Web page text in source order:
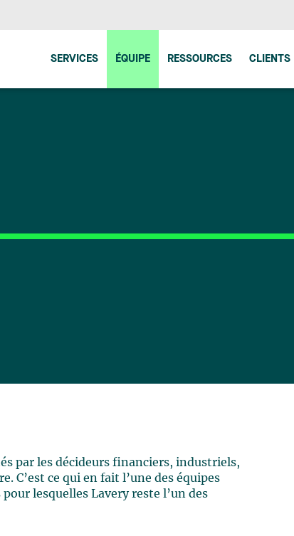
SERVICES ÉQUIPE RESSOURCES CLIENTS
par les décideurs financiers, industriels,
ce qui en fait l’une des équipes
lesquelles Lavery reste l’un des